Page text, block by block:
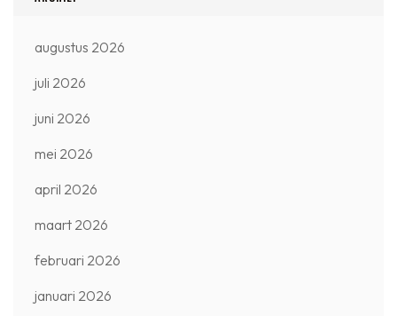
augustus 2026
juli 2026
juni 2026
mei 2026
april 2026
maart 2026
februari 2026
januari 2026